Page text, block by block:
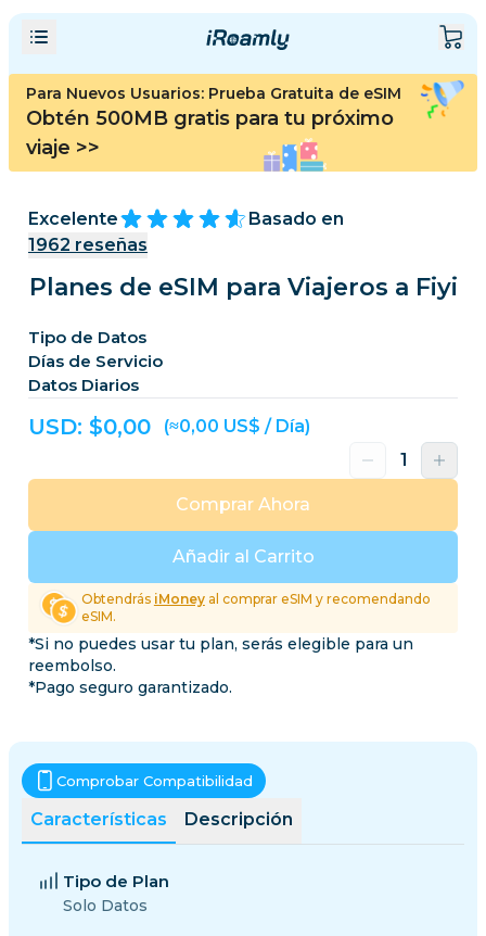
Para Nuevos Usuarios: Prueba Gratuita de eSIM
Obtén 500MB gratis para tu próximo
viaje >>
Excelente
Basado en
1962 reseñas
Planes de eSIM para Viajeros a Fiyi
Tipo de Datos
Días de Servicio
Datos Diarios
USD: $0,00 (≈0,00 US$ / Día)
Añadir al Carrito
Comprar Ahora
Obtendrás iMoneyal comprar eSIM y recomendando
eSIM.
*Si no puedes usar tu plan, serás elegible para un
reembolso.
*Pago seguro garantizado.
Características Descripción
Comprobar Compatibilidad
Tipo de Plan
Solo Datos